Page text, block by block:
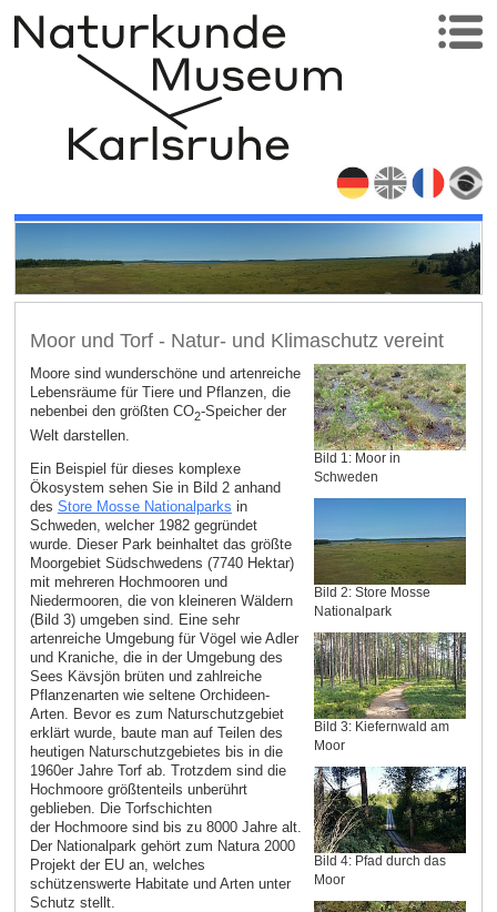
Moor und Torf - Natur- und Klimaschutz vereint
Bild 1: Moor in
Schweden
Bild 2: Store Mosse
Nationalpark
Bild 3: Kiefernwald am
Moor
Bild 4: Pfad durch das
Moor
Moore sind wunderschöne und artenreiche
Lebensräume für Tiere und Pflanzen, die
nebenbei den größten CO2-Speicher der
Welt darstellen.
Ein Beispiel für dieses komplexe
Ökosystem sehen Sie in Bild 2 anhand
des Store Mosse Nationalparks in
Schweden, welcher 1982 gegründet
wurde. Dieser Park beinhaltet das größte
Moorgebiet Südschwedens (7740 Hektar)
mit mehreren Hochmooren und
Niedermooren, die von kleineren Wäldern
(Bild 3) umgeben sind. Eine sehr
artenreiche Umgebung für Vögel wie Adler
und Kraniche, die in der Umgebung des
Sees Kävsjön brüten und zahlreiche
Pflanzenarten wie seltene Orchideen-
Arten. Bevor es zum Naturschutzgebiet
erklärt wurde, baute man auf Teilen des
heutigen Naturschutzgebietes bis in die
1960er Jahre Torf ab. Trotzdem sind die
Hochmoore größtenteils unberührt
geblieben. Die Torfschichten
der Hochmoore sind bis zu 8000 Jahre alt.
Der Nationalpark gehört zum Natura 2000
Projekt der EU an, welches
schützenswerte Habitate und Arten unter
Schutz stellt.